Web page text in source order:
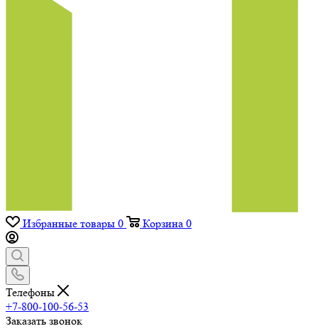
Избранные товары 0 Корзина 0
Телефоны
+7-800-100-56-53
Заказать звонок